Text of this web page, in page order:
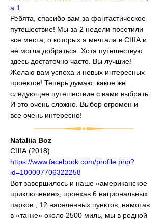
a.1
Ребята, спасибо вам за фантастическое
путешествие! Мы за 2 недели посетили
все места, о которых я мечтала в США и
не могла добраться. Хотя путешествую
здесь достаточно часто. Вы лучшие!
Желаю вам успеха и новых интересных
проектов! Теперь думаю, какое же
следующее путешествие с вами выбрать.
И это очень сложно. Выбор огромен и
все очень интересно!
Nataliia Boz
США (2018)
https://www.facebook.com/profile.php?
id=100007706322258
Вот завершилось и наше «американское
приключение», проехав 6 национальных
парков , 12 населенных пунктов, намотав
в «танке» около 2500 миль, мы в родной